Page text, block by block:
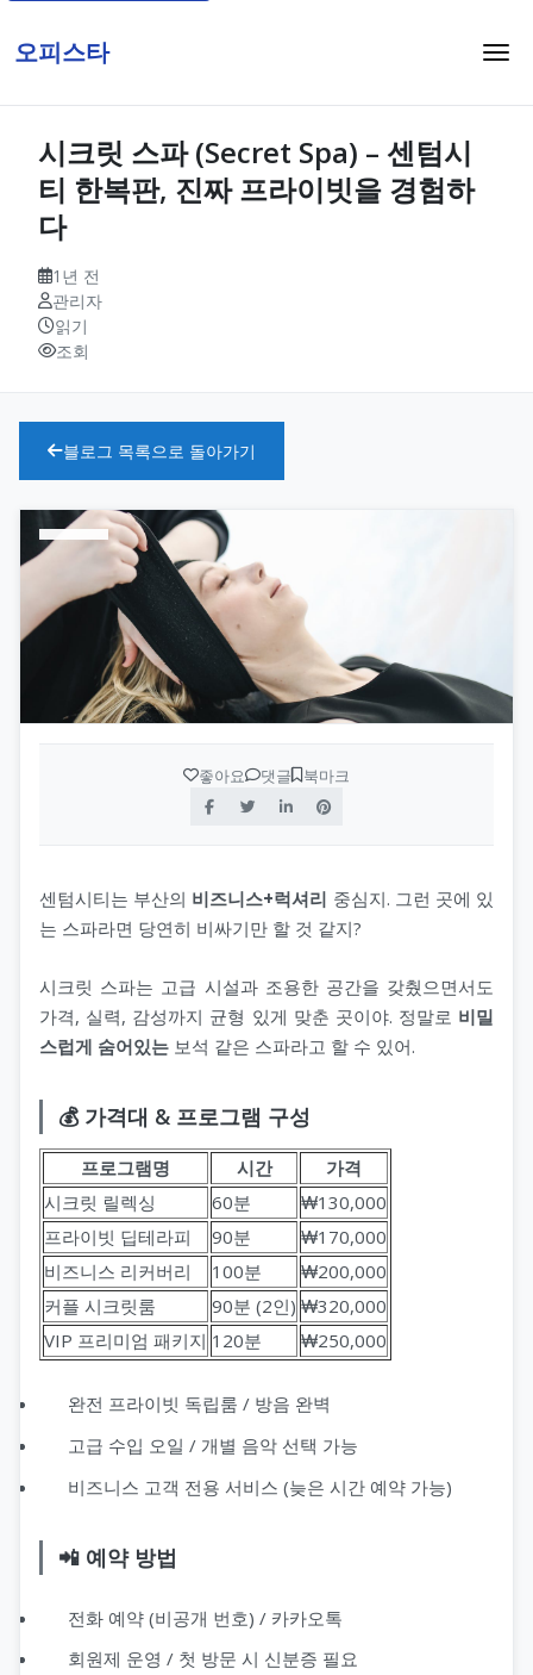
오피스타
시크릿 스파 (Secret Spa) – 센텀시
티 한복판, 진짜 프라이빗을 경험하
다
1년 전
관리자
읽기
조회
블로그 목록으로 돌아가기
좋아요 댓글 북마크
센텀시티는 부산의 비즈니스+럭셔리 중심지. 그런 곳에 있
는 스파라면 당연히 비싸기만 할 것 같지?
시크릿 스파는 고급 시설과 조용한 공간을 갖췄으면서도
가격, 실력, 감성까지 균형 있게 맞춘 곳이야. 정말로 비밀
스럽게 숨어있는 보석 같은 스파라고 할 수 있어.
💰 가격대 & 프로그램 구성
프로그램명 시간
가격
시크릿 릴렉싱
60분
₩130,000
프라이빗 딥테라피
90분
₩170,000
비즈니스 리커버리
100분
₩200,000
커플 시크릿룸
90분 (2인) ₩320,000
VIP 프리미엄 패키지 120분 ₩250,000
완전 프라이빗 독립룸 / 방음 완벽
고급 수입 오일 / 개별 음악 선택 가능
비즈니스 고객 전용 서비스 (늦은 시간 예약 가능)
📲 예약 방법
전화 예약 (비공개 번호) / 카카오톡
회원제 운영 / 첫 방문 시 신분증 필요